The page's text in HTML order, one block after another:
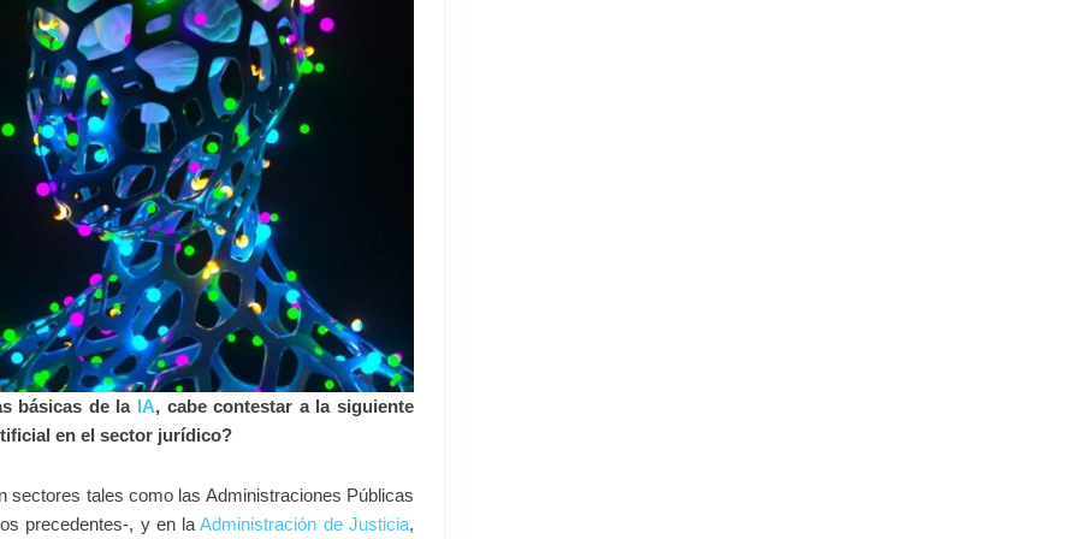
básicas de la IA, cabe contestar a la siguiente
en el sector jurídico?
sectores tales como las Administraciones Públicas
precedentes-, y en la Administración de Justicia,